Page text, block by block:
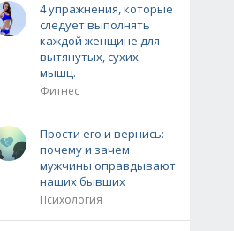
4 упражнения, которые
следует выполнять
каждой женщине для
вытянутых, сухих
мышц.
Фитнес
Прости его и вернись:
почему и зачем
мужчины оправдывают
наших бывших
Психология